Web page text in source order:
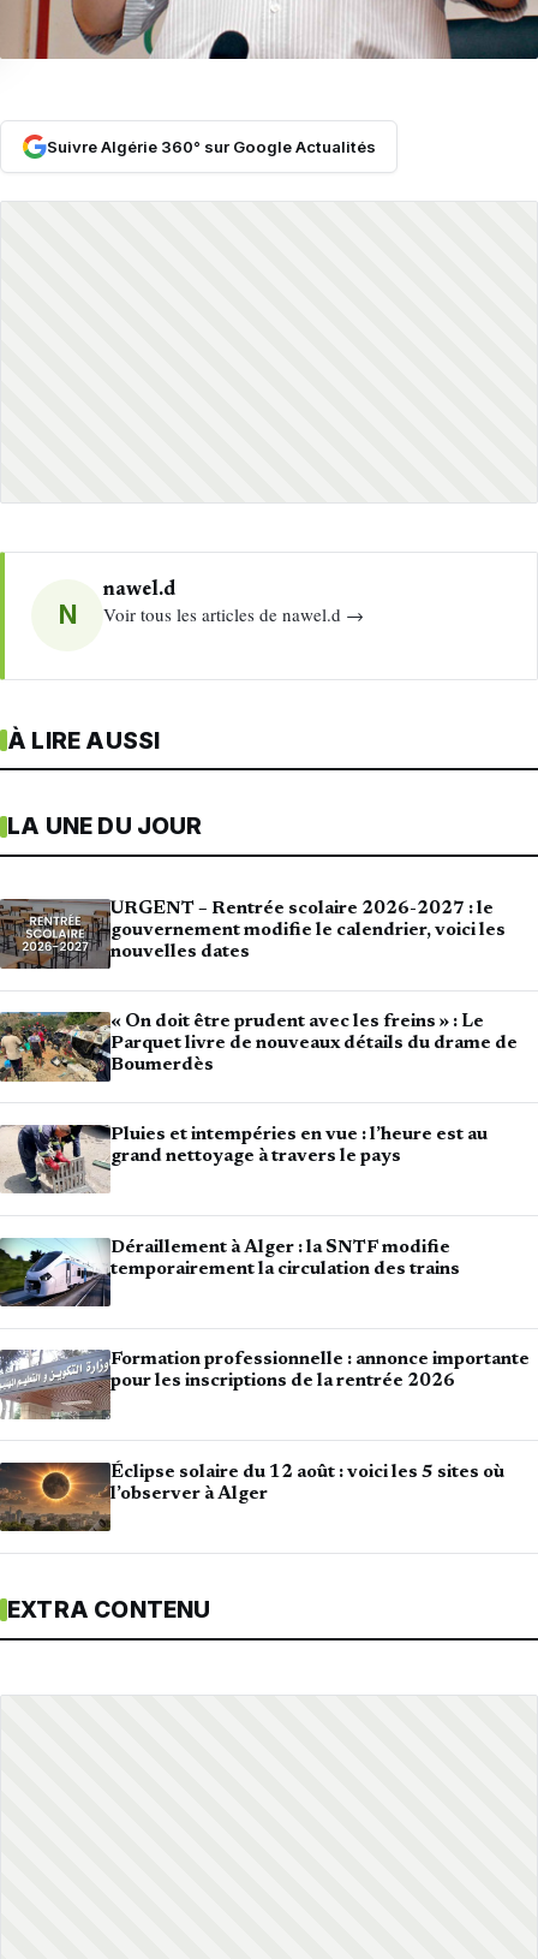
Suivre Algérie 360° sur Google Actualités
N
nawel.d
Voir tous les articles de nawel.d →
À LIRE AUSSI
LA UNE DU JOUR
URGENT – Rentrée scolaire 2026-2027 : le
gouvernement modifie le calendrier, voici les
nouvelles dates
« On doit être prudent avec les freins » : Le
Parquet livre de nouveaux détails du drame de
Boumerdès
Pluies et intempéries en vue : l’heure est au
grand nettoyage à travers le pays
Déraillement à Alger : la SNTF modifie
temporairement la circulation des trains
Formation professionnelle : annonce importante
pour les inscriptions de la rentrée 2026
Éclipse solaire du 12 août : voici les 5 sites où
l’observer à Alger
EXTRA CONTENU